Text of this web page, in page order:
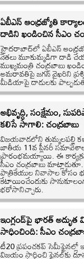
ఏబీఎన్ ఆంధ్రజ్యోతి
దాడిని ఖండించిన సీఎం
హైదరాబాద్‌లో ఏబీఎన్
నేతలు మూకుమ్మడిగా దాడి
ముఖ్యమంత్రి చంద్రబాబు
అమరావతిపై జగన్ వైఖరిని
మీడియాపై దాడులకు
అభివృద్ధి, సంక్షేమం,
కలిసే సాగాలి: చంద్రబాబు
విజయవాడలోని తుమ్మలపల్లి
జాతీయ 11వ ప్లీనరీ
ప్రారంభమయ్యాయి. ఈ
సీఎం చంద్రబాబు
పాత్రికేయుల నివాసాల కోసం
కేటాయించేందుకు
భరోసానిచ్చారు.
ఇంగ్లండ్‌పై భారత్
సాధించింది: సీఎం
టీ20 ప్రపంచకప్ సెమీఫైనల్లో
విజయం సాధించి ఫైనల్‌కు